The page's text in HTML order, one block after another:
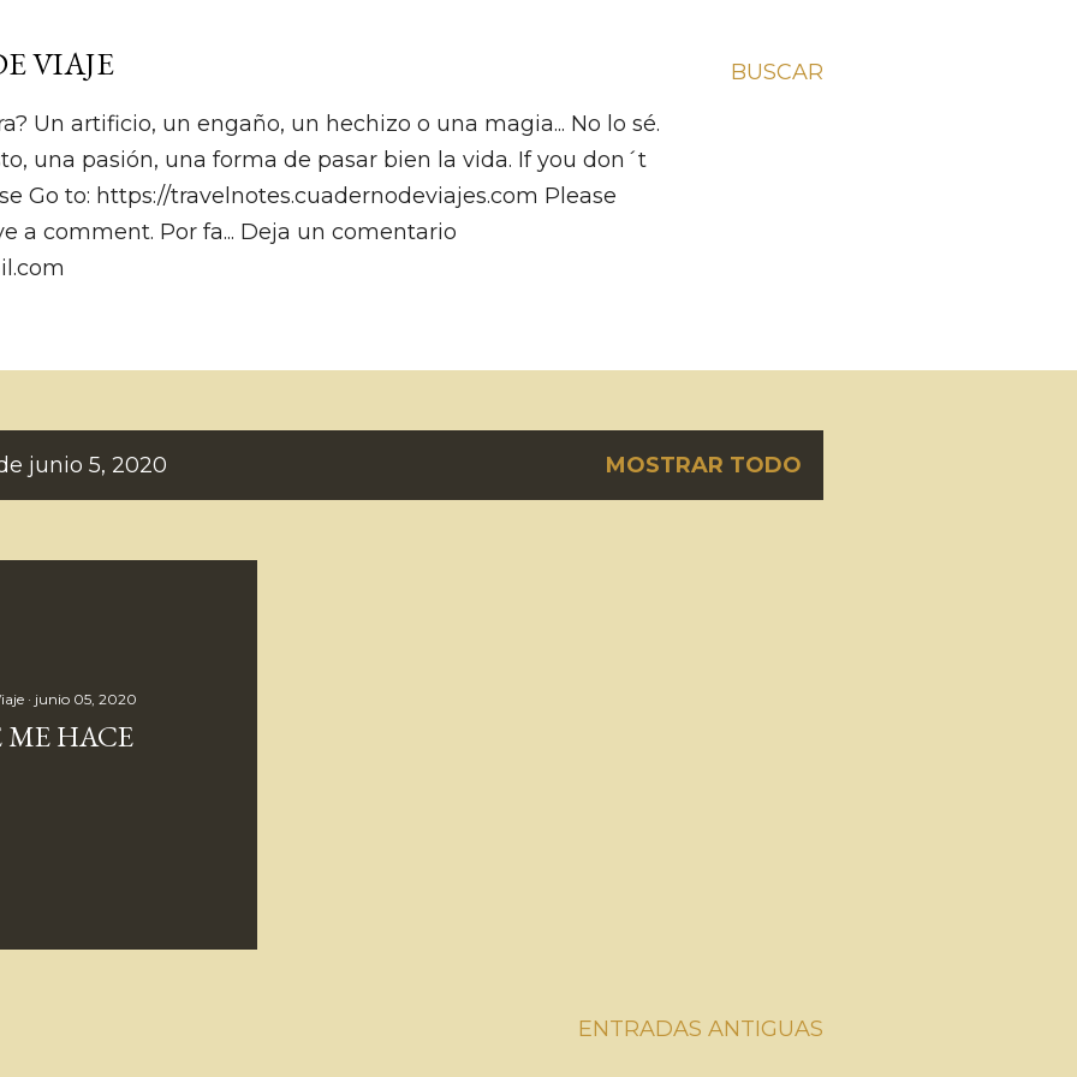
BUSCAR
VIAJE
Un artificio, un engaño, un hechizo o una magia... No lo sé.
una pasión, una forma de pasar bien la vida. If you don´t
Go to: https://travelnotes.cuadernodeviajes.com Please
a comment. Por fa... Deja un comentario
junio 5, 2020 MOSTRAR TODO
junio 05, 2020
ME HACE
ENTRADAS ANTIGUAS